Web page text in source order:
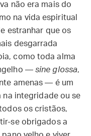
não era mais do
na vida espiritual
estranhar que os
desgarrada
como toda alma
— sine glossa,
amenas — é um
na integridade ou se
os cristãos,
se obrigados a